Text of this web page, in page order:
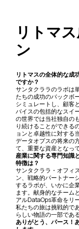
リトマ
ン
リトマスの全体的な成
ですか？
サンタクララのラボは
たちの成功のバックボ
シミュレートし、顧客
バイスの包括的なスイ
の世界では当社独自の
り続けることができる
ョンと卓越性に対する
データオプスの将来の
て、重要な資産となっ
産業に関する専門知識
特徴は？
サンタクララ・オフィ
ン、戦略的パートナー
するラボが、いかに企
ます。献身的なチーム
アルDataOps革命をリ
私たちの旅は挑戦的で
らしい物語の一部であ
ありがとう、パース！